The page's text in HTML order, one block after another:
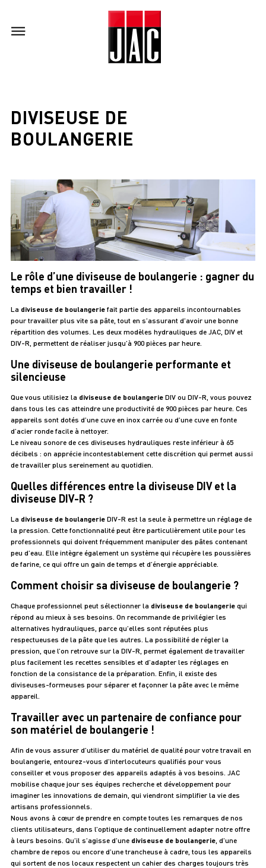
DIVISEUSE DE
BOULANGERIE
Le rôle d’une diviseuse de boulangerie : gagner du
temps et bien travailler !
La diviseuse de boulangerie fait partie des appareils incontournables
pour travailler plus vite sa pâte, tout en s’assurant d’avoir une bonne
répartition des volumes. Les deux modèles hydrauliques de JAC, DIV et
DIV-R, permettent de réaliser jusqu’à 900 pièces par heure.
Une diviseuse de boulangerie performante et
silencieuse
Que vous utilisiez la diviseuse de boulangerie DIV ou DIV-R, vous pouvez
dans tous les cas atteindre une productivité de 900 pièces par heure. Ces
appareils sont dotés d’une cuve en inox carrée ou d’une cuve en fonte
d’acier ronde facile à nettoyer.
Le niveau sonore de ces diviseuses hydrauliques reste inférieur à 65
décibels : on apprécie incontestablement cette discrétion qui permet aussi
de travailler plus sereinement au quotidien.
Quelles différences entre la diviseuse DIV et la
diviseuse DIV-R ?
La diviseuse de boulangerie DIV-R est la seule à permettre un réglage de
la pression. Cette fonctionnalité peut être particulièrement utile pour les
professionnels qui doivent fréquemment manipuler des pâtes contenant
peu d’eau. Elle intègre également un système qui récupère les poussières
de farine, ce qui offre un gain de temps et d’énergie appréciable.
Comment choisir sa diviseuse de boulangerie ?
Chaque professionnel peut sélectionner la diviseuse de boulangerie qui
répond au mieux à ses besoins. On recommande de privilégier les
alternatives hydrauliques, parce qu’elles sont réputées plus
respectueuses de la pâte que les autres. La possibilité de régler la
pression, que l’on retrouve sur la DIV-R, permet également de travailler
plus facilement les recettes sensibles et d’adapter les réglages en
fonction de la consistance de la préparation. Enfin, il existe des
diviseuses-formeuses pour séparer et façonner la pâte avec le même
appareil.
Travailler avec un partenaire de confiance pour
son matériel de boulangerie !
Afin de vous assurer d’utiliser du matériel de qualité pour votre travail en
boulangerie, entourez-vous d’interlocuteurs qualifiés pour vous
conseiller et vous proposer des appareils adaptés à vos besoins. JAC
mobilise chaque jour ses équipes recherche et développement pour
imaginer les innovations de demain, qui viendront simplifier la vie des
artisans professionnels.
Nous avons à cœur de prendre en compte toutes les remarques de nos
clients utilisateurs, dans l’optique de continuellement adapter notre offre
à leurs besoins. Qu’il s’agisse d’une diviseuse de boulangerie , d’une
chambre de repos ou encore d’une trancheuse à cadre, tous les appareils
qui sortent de nos locaux respectent un cahier des charges toujours très